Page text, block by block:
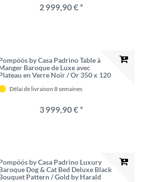
2 999,90 € *
by Casa Padrino Table à
Baroque de Luxe avec
en Verre Noir / Or 350 x 120
conçue par Harald
Délai de livraison 8 semaines
3 999,90 € *
by Casa Padrino Luxury
Dog & Cat Bed Deluxe Black
Pattern / Gold by Harald